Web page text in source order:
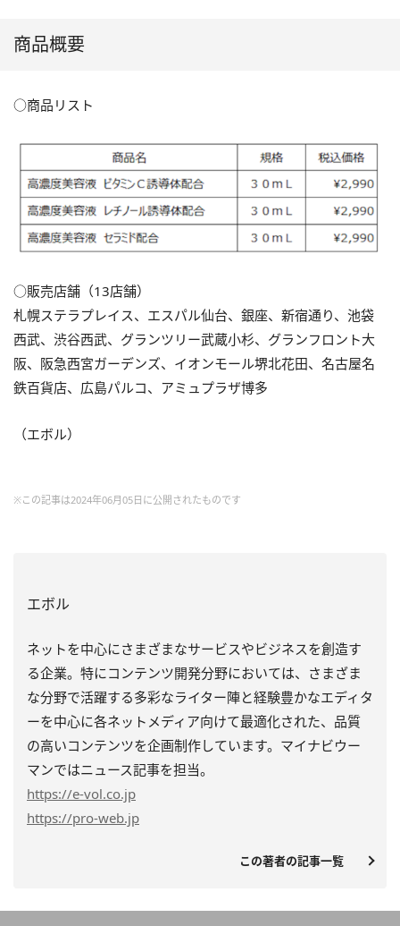
商品概要
○商品リスト
○販売店舗（13店舗）
札幌ステラプレイス、エスパル仙台、銀座、新宿通り、池袋
西武、渋谷西武、グランツリー武蔵小杉、グランフロント大
阪、阪急西宮ガーデンズ、イオンモール堺北花田、名古屋名
鉄百貨店、広島パルコ、アミュプラザ博多
（エボル）
※この記事は2024年06月05日に公開されたものです
エボル
ネットを中心にさまざまなサービスやビジネスを創造す
る企業。特にコンテンツ開発分野においては、さまざま
な分野で活躍する多彩なライター陣と経験豊かなエディタ
ーを中心に各ネットメディア向けて最適化された、品質
の高いコンテンツを企画制作しています。マイナビウー
マンではニュース記事を担当。
https://e-vol.co.jp
https://pro-web.jp
この著者の記事一覧